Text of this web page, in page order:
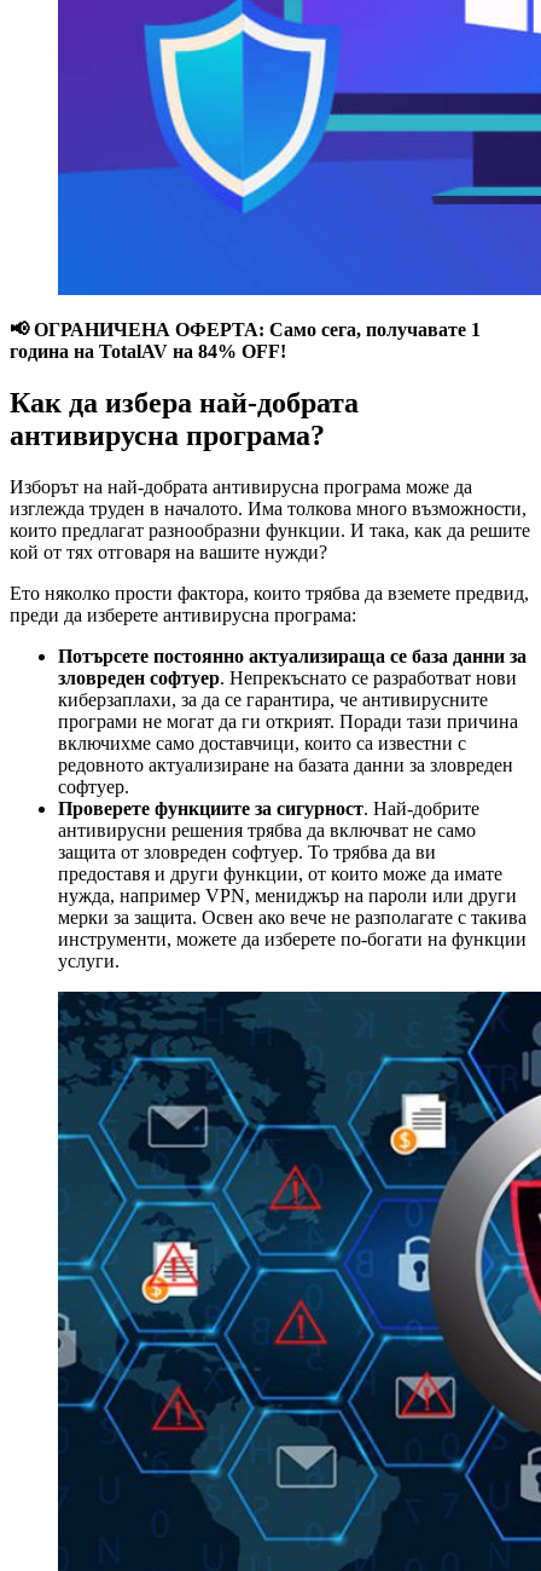
📢 ОГРАНИЧЕНА ОФЕРТА: Само сега, получавате 1
година на TotalAV на 84% OFF!
Как да избера най-добрата
антивирусна програма?
Изборът на най-добрата антивирусна програма може да
изглежда труден в началото. Има толкова много възможности,
които предлагат разнообразни функции. И така, как да решите
кой от тях отговаря на вашите нужди?
Ето няколко прости фактора, които трябва да вземете предвид,
преди да изберете антивирусна програма:
Потърсете постоянно актуализираща се база данни за
зловреден софтуер. Непрекъснато се разработват нови
киберзаплахи, за да се гарантира, че антивирусните
програми не могат да ги открият. Поради тази причина
включихме само доставчици, които са известни с
редовното актуализиране на базата данни за зловреден
софтуер.
Проверете функциите за сигурност. Най-добрите
антивирусни решения трябва да включват не само
защита от зловреден софтуер. То трябва да ви
предоставя и други функции, от които може да имате
нужда, например VPN, мениджър на пароли или други
мерки за защита. Освен ако вече не разполагате с такива
инструменти, можете да изберете по-богати на функции
услуги.